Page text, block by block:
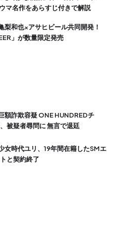
マ名作をあらすじ付きで解説
」が数量限定発売
被疑者尋問に 無言で退廷
と契約終了